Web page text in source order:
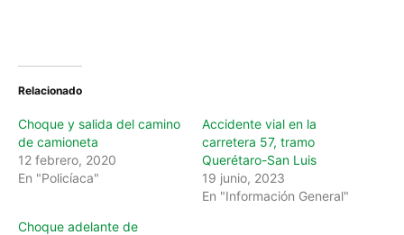
Relacionado
Choque y salida del camino
de camioneta
12 febrero, 2020
En "Policíaca"
Accidente vial en la
carretera 57, tramo
Querétaro-San Luis
19 junio, 2023
En "Información General"
Choque adelante de